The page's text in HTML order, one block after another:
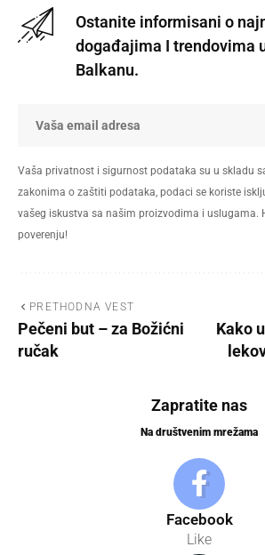
Ostanite informisani o
događajima I trendovima
Balkanu.
Vaša privatnost i sigurnost podataka su u skladu
zakonima o zaštiti podataka, podaci se koriste
vašeg iskustva sa našim proizvodima i uslugama.
poverenju!
PRETHODNA VEST
Pečeni but – za Božićni
ručak
Kako
Zapratite nas
Na društvenim mrežama
Facebook
Like